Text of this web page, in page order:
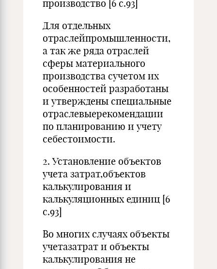
производство [6 с.93]
Для отдельных
отраслейпромышленности,
а так же ряда отраслей
сферы материального
производства сучетом их
особенностей разработаны
и утверждены специальные
отраслевыерекомендации
по планированию и учету
себестоимости.
2. Установление объектов
учета затрат,объектов
калькулирования и
калькуляционных единиц [6
с.93]
Во многих случаях объекты
учетазатрат и объекты
калькулирования не